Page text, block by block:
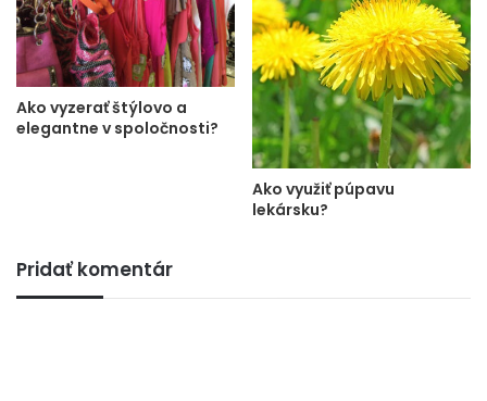
Ako vyzerať štýlovo a
elegantne v spoločnosti?
Ako využiť púpavu
lekársku?
Pridať komentár